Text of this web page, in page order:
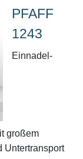
PFAFF
1243
Einnadel-
großem
Untertransport